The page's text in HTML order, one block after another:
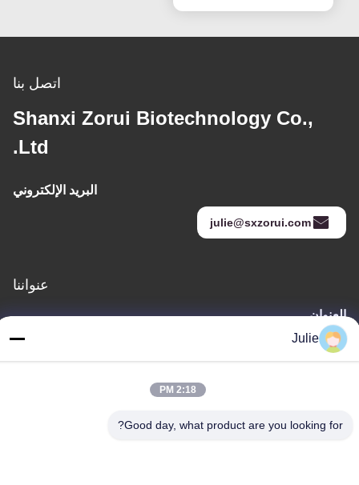
اتصل بنا
Shanxi Zorui Biotechnology Co.,
Ltd.
البريد الإلكتروني
julie@sxzorui.com
عنواننا
العنوان
رقم 1107 مبنى النصر 6، شارع يونغتاى، منطقة بينجتشينغ، داتونغ،
Julie
2:18 PM
Good day, what product are you looking for?